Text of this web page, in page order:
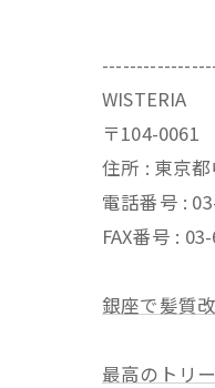
WISTERIA
〒104-0061
住所 : 東京
電話番号 :
FAX番号 :
銀座で髪質
最高のトリ